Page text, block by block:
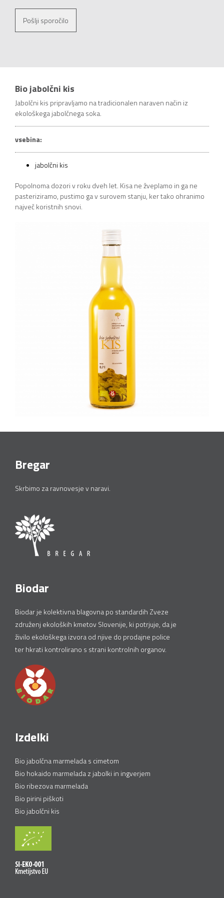
Pošlji sporočilo
Bio jabolčni kis
Jabolčni kis pripravljamo na tradicionalen naraven način iz
ekološkega jabolčnega soka.
vsebina:
jabolčni kis
Popolnoma dozori v roku dveh let. Kisa ne žveplamo in ga ne
pasteriziramo, pustimo ga v surovem stanju, ker tako ohranimo
največ koristnih snovi.
Bregar
Skrbimo za ravnovesje v naravi.
Biodar
Biodar je kolektivna blagovna po standardih Zveze
združenj ekoloških kmetov Slovenije, ki potrjuje, da je
živilo ekološkega izvora od njive do prodajne police
ter hkrati kontrolirano s strani kontrolnih organov.
Izdelki
Bio jabolčna marmelada s cimetom
Bio hokaido marmelada z jabolki in ingverjem
Bio ribezova marmelada
Bio pirini piškoti
Bio jabolčni kis